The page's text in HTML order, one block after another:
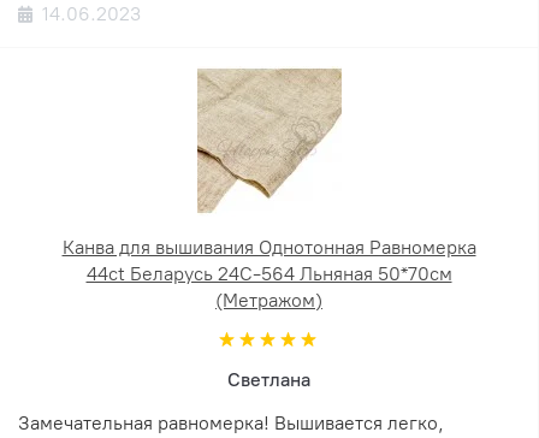
14.06.2023
Канва для вышивания Однотонная Равномерка
44ct Беларусь 24С-564 Льняная 50*70см
(Метражом)
Светлана
Замечательная равномерка! Вышивается легко,